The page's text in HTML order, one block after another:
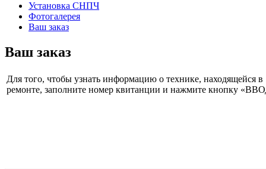
Установка СНПЧ
Фотогалерея
Ваш заказ
Ваш заказ
Для того, чтобы узнать информацию о технике, находящейся в
ремонте, заполните номер квитанции и нажмите кнопку